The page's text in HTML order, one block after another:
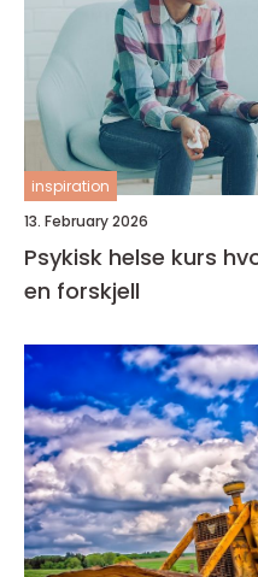
inspiration
13. February 2026
Psykisk helse kurs hvorfor kompetanse gjør
en forskjell